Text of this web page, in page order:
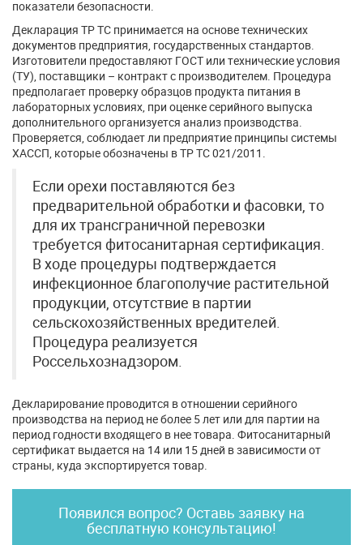
показатели безопасности.
Декларация ТР ТС принимается на основе технических
документов предприятия, государственных стандартов.
Изготовители предоставляют ГОСТ или технические условия
(ТУ), поставщики – контракт с производителем. Процедура
предполагает проверку образцов продукта питания в
лабораторных условиях, при оценке серийного выпуска
дополнительного организуется анализ производства.
Проверяется, соблюдает ли предприятие принципы системы
ХАССП, которые обозначены в ТР ТС 021/2011.
Если орехи поставляются без
предварительной обработки и фасовки, то
для их трансграничной перевозки
требуется фитосанитарная сертификация.
В ходе процедуры подтверждается
инфекционное благополучие растительной
продукции, отсутствие в партии
сельскохозяйственных вредителей.
Процедура реализуется
Россельхознадзором.
Декларирование проводится в отношении серийного
производства на период не более 5 лет или для партии на
период годности входящего в нее товара. Фитосанитарный
сертификат выдается на 14 или 15 дней в зависимости от
страны, куда экспортируется товар.
Появился вопрос? Оставь заявку на
бесплатную консультацию!